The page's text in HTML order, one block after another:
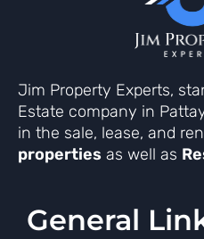
Jim Property Experts,
Estate company in
in the sale, lease, and
properties as well as
General